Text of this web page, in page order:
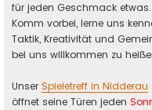
für jeden Geschmack etwas.
Komm vorbei, lerne uns
Taktik, Kreativität und
bei uns willkommen zu
Unser Spieletreff in Nidderau
öffnet seine Türen jeden